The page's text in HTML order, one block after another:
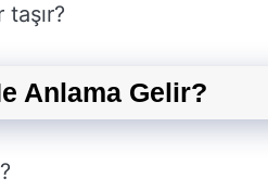
Anlama Gelir?